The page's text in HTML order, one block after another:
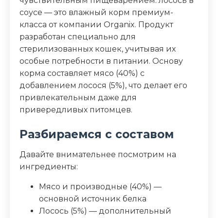
пребиотик, витамины, минеральные
вещества
Пищевая ценность
Белок (%)
Жир (%)
Влага (%)
Калорийность (ккал/100г)
соусе — это влажный корм премиум-
класса от компании Organix. Продукт
разработан специально для
стерилизованных кошек, учитывая их
особые потребности в питании. Основу
корма составляет мясо (40%) с
добавлением лосося (5%), что делает его
привлекательным даже для
привередливых питомцев.
Разбираемся с составом
Давайте внимательнее посмотрим на
ингредиенты:
Мясо и производные (40%) —
основной источник белка
Лосось (5%) — дополнительный